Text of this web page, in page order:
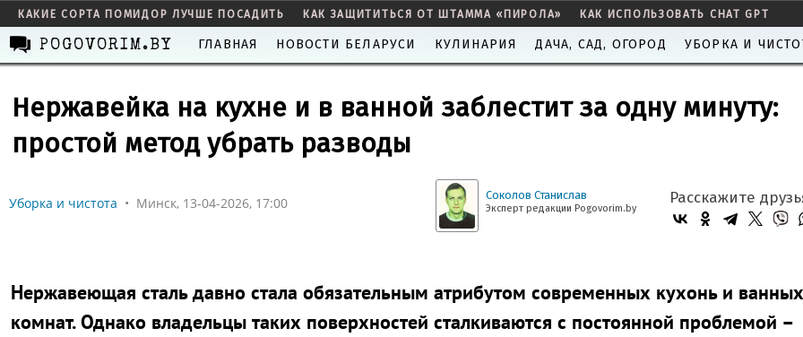
КАКИЕ СОРТА ПОМИДОР ЛУЧШЕ ПОСАДИТЬ КАК ЗАЩИТИТЬСЯ ОТ ШТАММА «ПИРОЛА» КАК ИСПОЛЬЗОВАТЬ CHAT GPT
POGOVORIM.BY ГЛАВНАЯ НОВОСТИ БЕЛАРУСИ КУЛИНАРИЯ ДАЧА, САД, ОГОРОД УБОРКА И
Нержавейка на кухне и в ванной заблестит за одну минуту:
простой метод убрать разводы
Уборка и чистота • Минск, 13-04-2026, 17:00 Соколов Станислав
Эксперт редакции Pogovorim.by
Расскажите
Нержавеющая сталь давно стала обязательным атрибутом современных кухонь и ванных
комнат. Однако владельцы таких поверхностей сталкиваются с постоянной проблемой –